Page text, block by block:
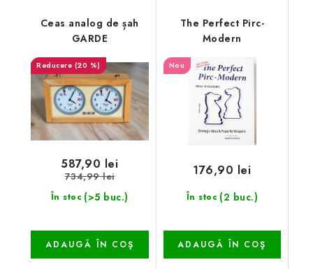
Ceas analog de șah
GARDE
(20 %)
În stoc (>5 buc.)
587,90 lei
734,99 lei
ADAUGĂ ÎN COŞ
The Perfect Pirc-
Modern
Nou
În stoc (2 buc.)
176,90 lei
ADAUGĂ ÎN COŞ